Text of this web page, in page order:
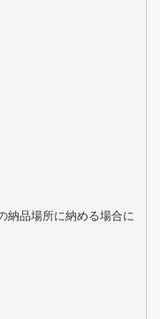
納品場所に納める場合に